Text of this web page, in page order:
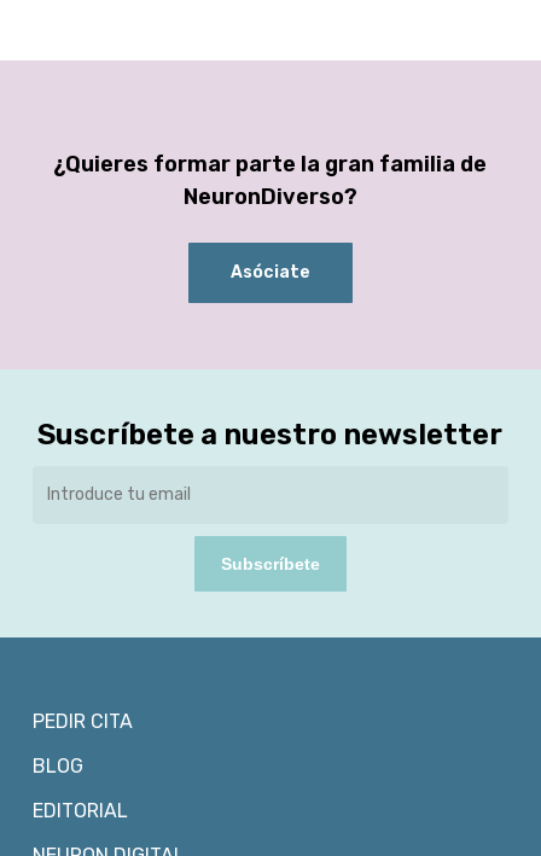
¿Quieres formar parte la gran familia de
NeuronDiverso?
Asóciate
Suscríbete a nuestro newsletter
Subscríbete
PEDIR CITA
BLOG
EDITORIAL